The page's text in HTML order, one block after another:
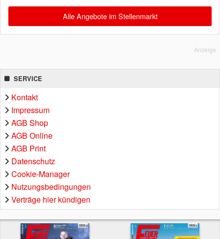
Alle Angebote im Stellenmarkt
Anzeige
SERVICE
Kontakt
Impressum
AGB Shop
AGB Online
AGB Print
Datenschutz
Cookie-Manager
Nutzungsbedingungen
Verträge hier kündigen